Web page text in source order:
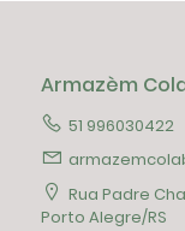
Armazèm
51 996030422
Rua Padre
Porto Alegre/RS